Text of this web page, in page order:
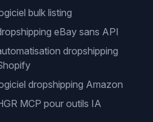
bulk listing
eBay sans API
dropshipping
dropshipping Amazon
MCP pour outils IA